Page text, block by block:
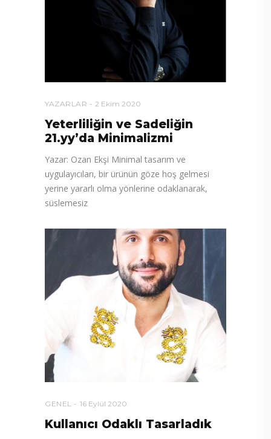
YAZARLAR 2 Ekim 2020
Yeterliliğin ve Sadeliğin
21.yy’da Minimalizmi
Yazar: Ozan Ekşi Minimal tasarım ve
uygulayıcıları, bir ürünün göze hoş gelmesi
yerine yararlı olma yönlerine odaklanarak,
süslemesiz
GENEL 16 Eylül 2020
Kullanıcı Odaklı Tasarladık